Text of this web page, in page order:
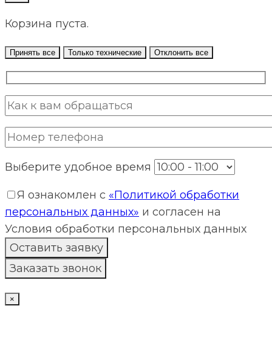
Корзина пуста.
Принять все Только технические Отклонить все
Выберите удобное время
Я ознакомлен с «Политикой обработки
персональных данных» и согласен на
Условия обработки персональных данных
×